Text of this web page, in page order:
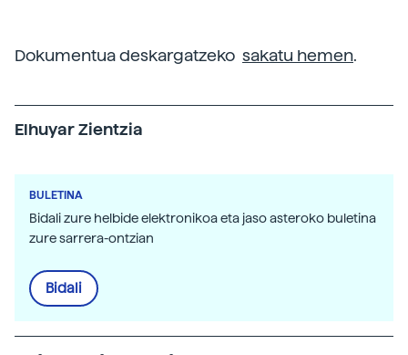
Dokumentua deskargatzeko sakatu hemen.
Elhuyar Zientzia
BULETINA
Bidali zure helbide elektronikoa eta jaso asteroko buletina
zure sarrera-ontzian
Bidali